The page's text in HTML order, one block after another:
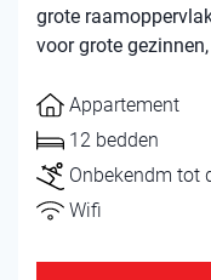
grote
voor grote
Appartement
12 bedden
Onbekendm tot
Wifi